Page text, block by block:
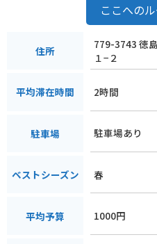
ここへの
住所
779-3743 徳
１−２
平均滞在時間 2時間
駐車場 駐車場あり
ベストシーズン 春
平均予算 1000円